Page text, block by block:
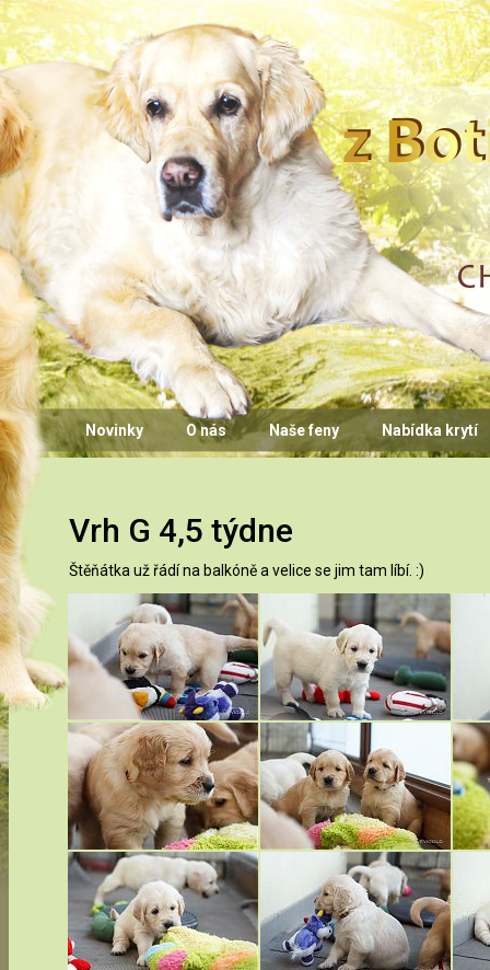
CHS z
Novinky O nás Naše feny Nabídka krytí
Vrh G 4,5 týdne
Štěňátka už řádí na balkóně a velice se jim tam líbí. :)